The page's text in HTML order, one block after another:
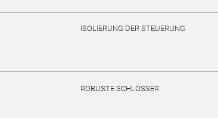
ISOLIERUNG DER STEUERUNG
ROBUSTE SCHLÖSSER